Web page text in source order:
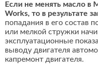
Если не менять масло в
Works, то в результате
попадания в его состав
или мелкой стружки
эксплуатационные
выводу двигателя
капремонт двигателя.